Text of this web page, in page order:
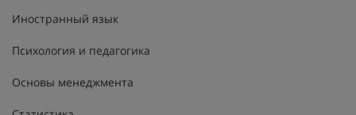
Иностранный язык
Психология и педагогика
Основы менеджмента